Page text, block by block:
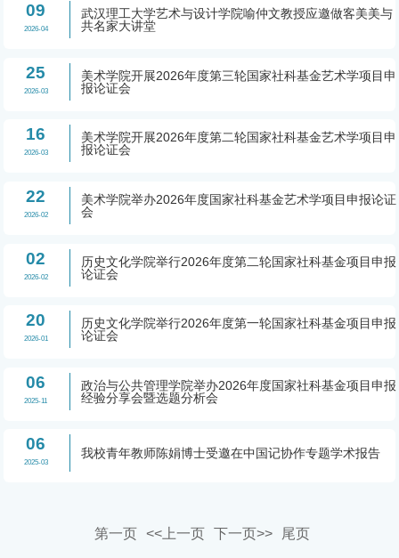
09
2026-04
武汉理工大学艺术与设计学院喻仲文教授应邀做客美美与
共名家大讲堂
25
2026-03
美术学院开展2026年度第三轮国家社科基金艺术学项目申
报论证会
16
2026-03
美术学院开展2026年度第二轮国家社科基金艺术学项目申
报论证会
22
2026-02
美术学院举办2026年度国家社科基金艺术学项目申报论证
会
02
2026-02
历史文化学院举行2026年度第二轮国家社科基金项目申报
论证会
20
2026-01
历史文化学院举行2026年度第一轮国家社科基金项目申报
论证会
06
2025-11
政治与公共管理学院举办2026年度国家社科基金项目申报
经验分享会暨选题分析会
06
2025-03
我校青年教师陈娟博士受邀在中国记协作专题学术报告
第一页 <<上一页 下一页>> 尾页